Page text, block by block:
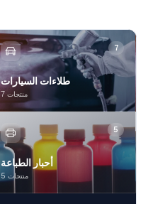
7
طلاءات السيارات
7 منتجات
5
أحبار الطباعة
5 منتجات